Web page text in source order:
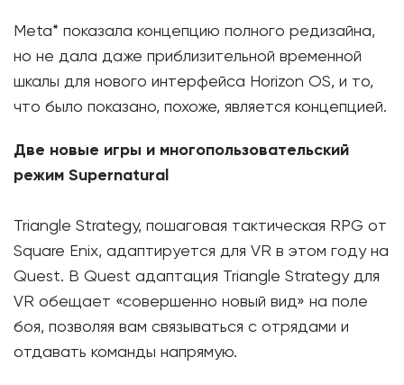
Meta* показала концепцию полного редизайна,
но не дала даже приблизительной временной
шкалы для нового интерфейса Horizon OS, и то,
что было показано, похоже, является концепцией.
Две новые игры и многопользовательский
режим Supernatural
Triangle Strategy, пошаговая тактическая RPG от
Square Enix, адаптируется для VR в этом году на
Quest. В Quest адаптация Triangle Strategy для
VR обещает «совершенно новый вид» на поле
боя, позволяя вам связываться с отрядами и
отдавать команды напрямую.